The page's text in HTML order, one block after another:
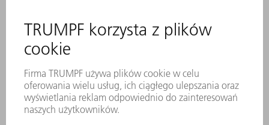
Za pomocą Safety-Click narzędzie jest
mocowane w uchwycie i tym samym
Trwałe znakowanie laserowe zawiera
wszystkie ważne informacje o
narzędziu.